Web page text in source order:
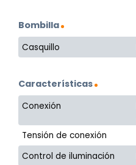
Bombilla
Casquillo
Características
Conexión
Tensión de conexión
Control de iluminación